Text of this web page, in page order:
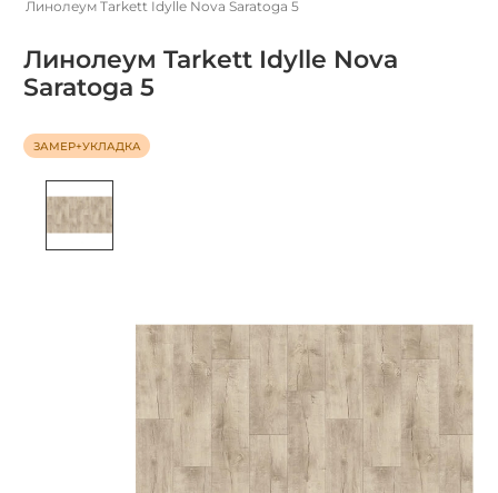
Линолеум Tarkett Idylle Nova Saratoga 5
Линолеум Tarkett Idylle Nova
Saratoga 5
ЗАМЕР+УКЛАДКА